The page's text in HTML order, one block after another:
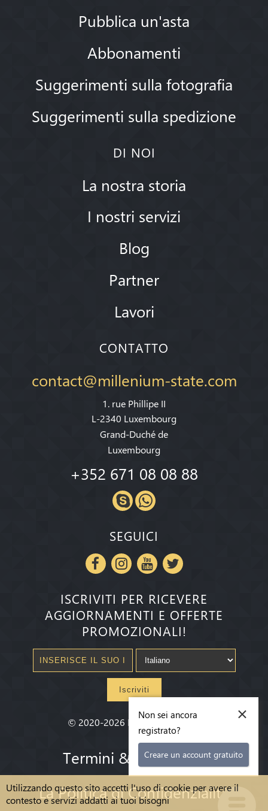
Utilizzando questo sito accetti l'uso di cookie per avere il
contesto e servizi addatti ai tuoi bisogni
Pubblica un'asta
Abbonamenti
Suggerimenti sulla fotografia
Suggerimenti sulla spedizione
DI NOI
La nostra storia
I nostri servizi
Blog
Partner
Lavori
CONTATTO
contact@millenium-state.com
1. rue Phillipe II
L-2340 Luxembourg
Grand-Duché de
Luxembourg
+352 671 08 08 88
SEGUICI
ISCRIVITI PER RICEVERE
AGGIORNAMENTI E OFFERTE
PROMOZIONALI!
Iscriviti
© 2020-2026 Millenium State®
Termini & condizioni
La Politica di Confidenzialità
×
Non sei ancora
registrato?
Creare un account gratuito